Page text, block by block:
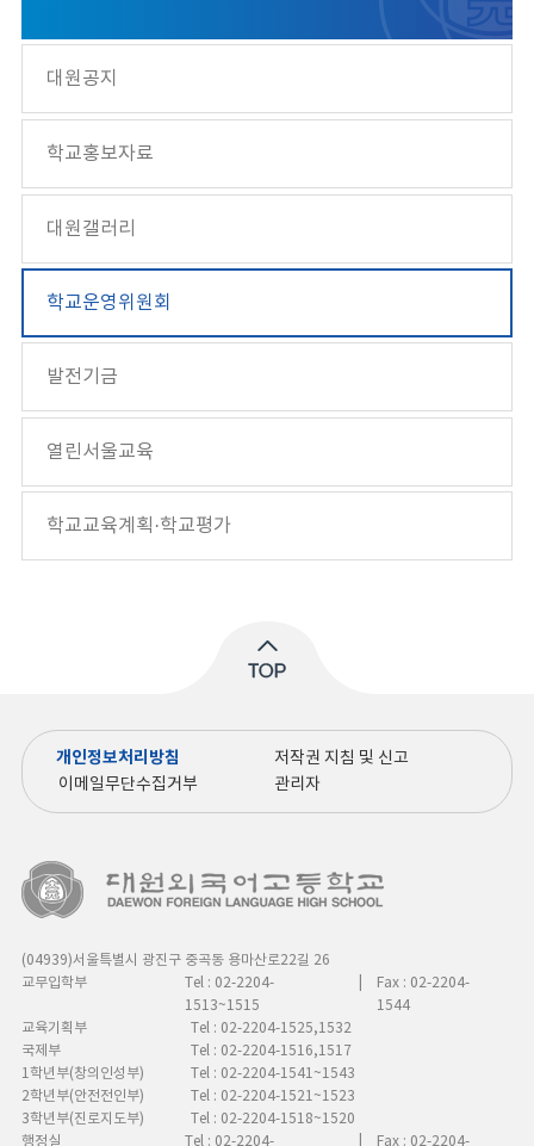
대원공지
학교홍보자료
대원갤러리
학교운영위원회
발전기금
열린서울교육
학교교육계획·학교평가
개인정보처리방침
저작권 지침 및 신고
이메일무단수집거부
관리자
(04939)서울특별시 광진구 중곡동 용마산로22길 26
교무입학부
Tel : 02-2204-
1513~1515
Fax : 02-2204-
1544
교육기획부
Tel : 02-2204-1525,1532
국제부
Tel : 02-2204-1516,1517
1학년부(창의인성부)
Tel : 02-2204-1541~1543
2학년부(안전전인부)
Tel : 02-2204-1521~1523
3학년부(진로지도부)
Tel : 02-2204-1518~1520
행정실
Tel : 02-2204- Fax : 02-2204-